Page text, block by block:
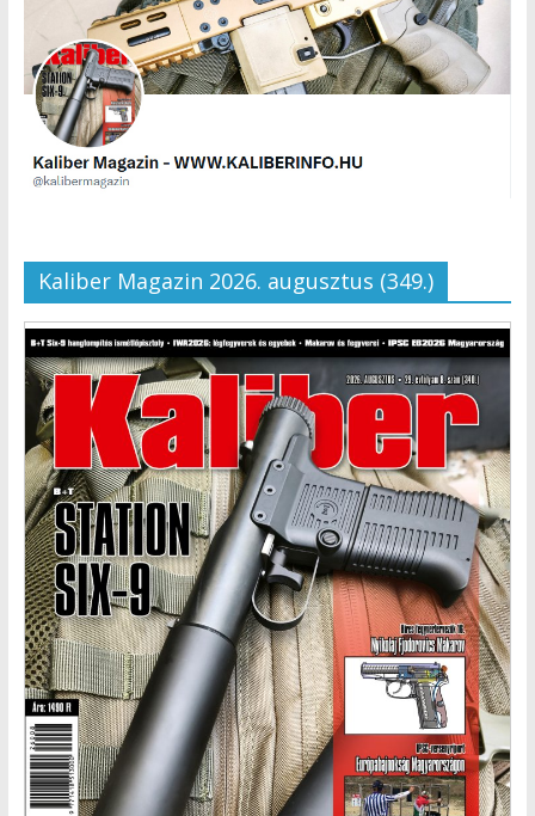
Kaliber Magazin 2026. augusztus (349.)